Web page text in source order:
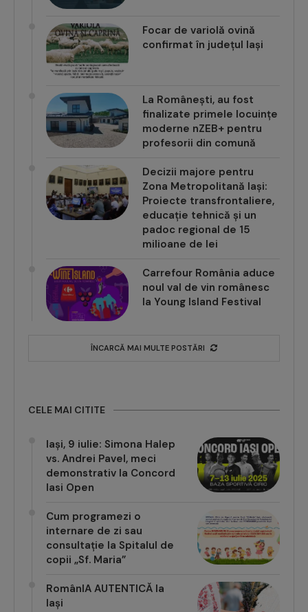
confirmat în județul Iași
finalizate primele locuințe
moderne nZEB+ pentru
profesorii din comună
Zona Metropolitană Iași:
Proiecte transfrontaliere,
educație tehnică și un
padoc regional de 15
milioane de lei
noul val de vin românesc
la Young Island Festival
vs. Andrei Pavel, meci
demonstrativ la Concord
Iasi Open
internare de zi sau
consultație la Spitalul de
copii „Sf. Maria”
Iași